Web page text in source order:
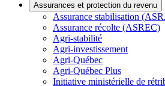
Assurances et protection du revenu
Assurance stabilisation
Assurance récolte (ASREC)
Agri-stabilité
Agri-investissement
Agri-Québec
Agri-Québec Plus
Initiative ministérielle de